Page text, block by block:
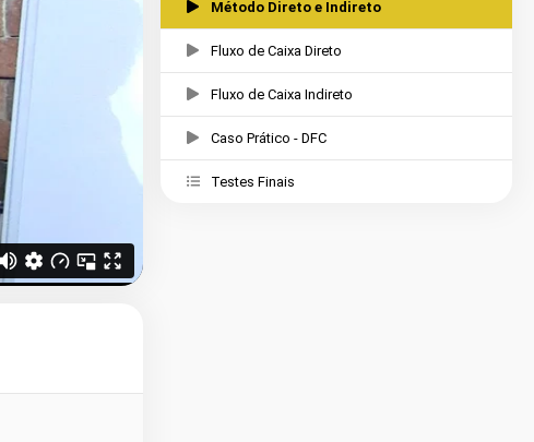
Método Direto e Indireto
Fluxo de Caixa Direto
Fluxo de Caixa Indireto
Caso Prático - DFC
Testes Finais